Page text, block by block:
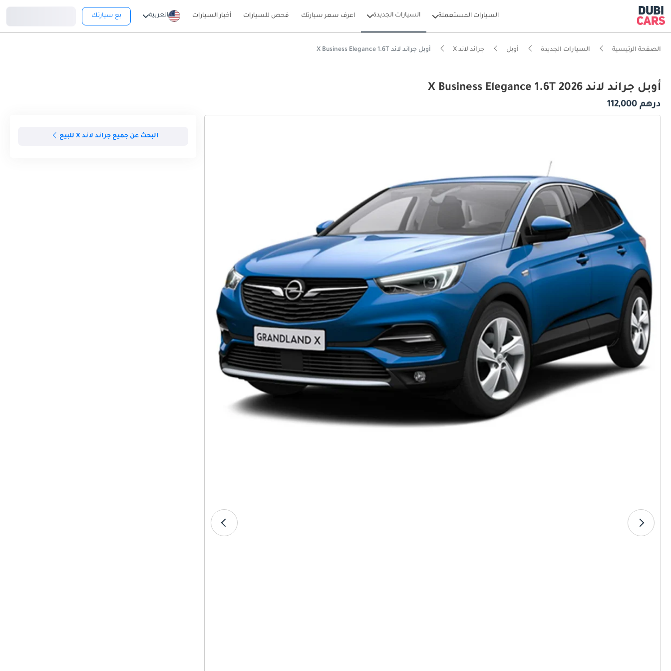
السيارات المستعملة السيارات الجديدة اعرف سعر سيارتك فحص للسيارات أخبار السيارات العربية بع سيارتك
الصفحة الرئيسية السيارات الجديدة أوبل جراند لاند X أوبل جراند لاند X Business Elegance 1.6T
أوبل جراند لاند X Business Elegance 1.6T 2026
درهم 112,000
البحث عن جميع جراند لاند X للبيع